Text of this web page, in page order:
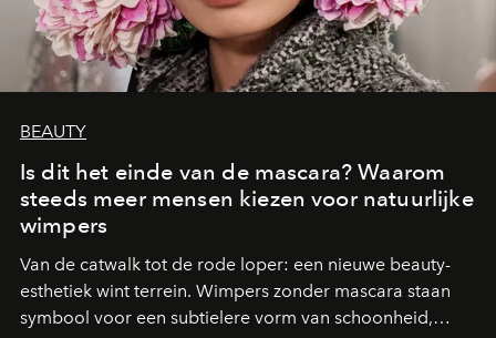
BEAUTY
Is dit het einde van de mascara? Waarom
steeds meer mensen kiezen voor natuurlijke
wimpers
Van de catwalk tot de rode loper: een nieuwe beauty-
esthetiek wint terrein. Wimpers zonder mascara staan
symbool voor een subtielere vorm van schoonheid,